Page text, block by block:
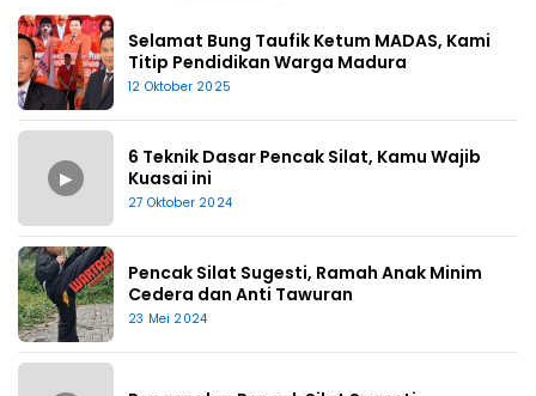
Selamat Bung Taufik Ketum MADAS, Kami
Titip Pendidikan Warga Madura
12 Oktober 2025
▶
6 Teknik Dasar Pencak Silat, Kamu Wajib
Kuasai ini
27 Oktober 2024
Pencak Silat Sugesti, Ramah Anak Minim
Cedera dan Anti Tawuran
23 Mei 2024